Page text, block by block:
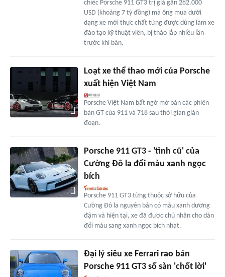
chiếc Porsche 911 GT3 trị giá gần 282.000
USD (khoảng 7 tỷ đồng) mà ông mua dưới
dạng xe mới thực chất từng được dùng làm xe
đào tạo kỹ thuật viên, bị tháo lắp nhiều lần
trước khi bán.
Loạt xe thể thao mới của Porsche
xuất hiện Việt Nam
Porsche Việt Nam bất ngờ mở bán các phiên
bản GT của 911 và 718 sau thời gian gián
đoạn.
Porsche 911 GT3 - 'tình cũ' của
Cường Đô la đổi màu xanh ngọc
bích
Porsche 911 GT3 từng thuộc sở hữu của
Cường Đô la nguyên bản có màu xanh dương
đậm và hiện tại, xe đã được chủ nhân cho dán
đổi màu sang xanh ngọc bích nhạt.
Đại lý siêu xe Ferrari rao bán
Porsche 911 GT3 số sàn 'chốt lời'